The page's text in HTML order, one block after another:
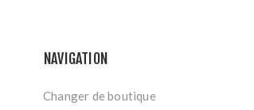
NAVIGATION
Changer de boutique